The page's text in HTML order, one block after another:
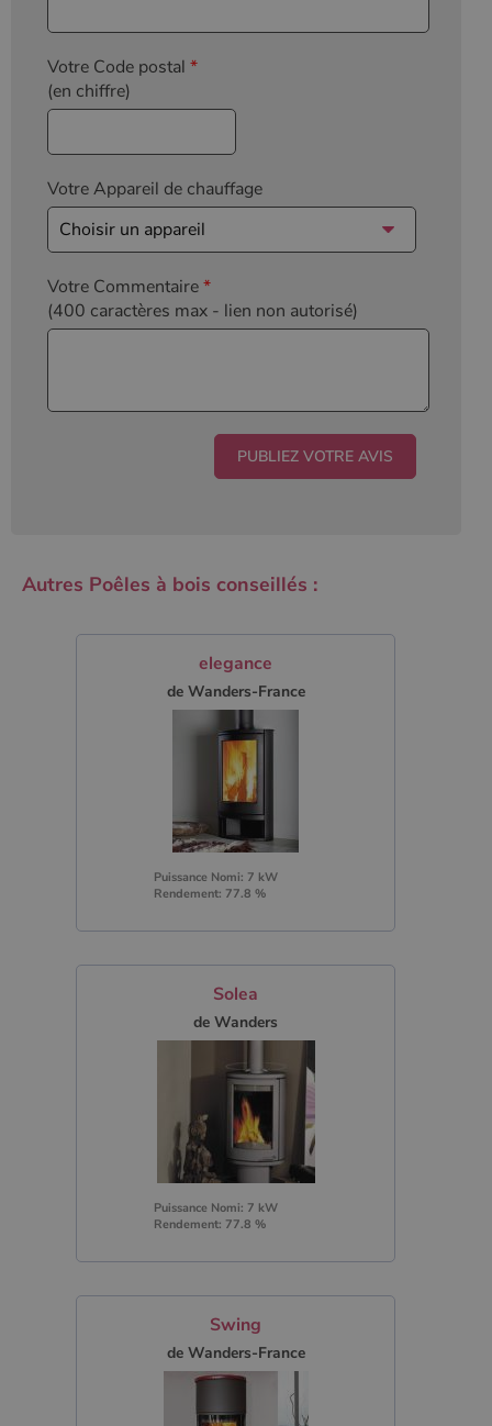
Votre Code postal *
(en chiffre)
Votre Appareil de chauffage
Votre Commentaire*
(400 caractères max - lien non autorisé)
Autres Poêles à bois conseillés :
elegance
de Wanders-France
Puissance Nomi: 7 kW
Rendement: 77.8 %
Solea
de Wanders
Puissance Nomi: 7 kW
Rendement: 77.8 %
Swing
de Wanders-France
session.